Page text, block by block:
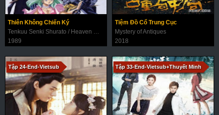
Thiên Không Chiến Ký
Tenkuu Senki Shurato / Heaven Wars Shurato
1989
Tiệm Đồ Cổ Trung Cục
Mystery of Antiques
2018
Tập 24-End-Vietsub Tập 33-End-Vietsub+Thuyết Minh